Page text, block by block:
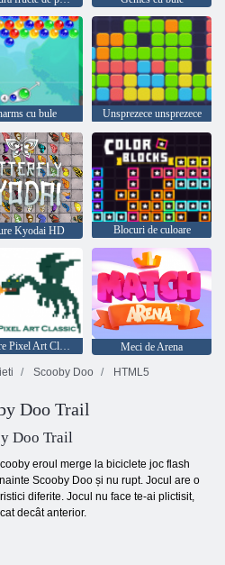
cu bule Unsprezece unsprezece
Kyodai HD Blocuri de culoare
Culoare Pixel Art Classic
Meci de Arena
Scooby Doo HTML5
Doo Trail
Doo Trail
eroul merge la biciclete joc flash
Scooby Doo și nu rupt. Jocul are o
diferite. Jocul nu face te-ai plictisit,
decât anterior.